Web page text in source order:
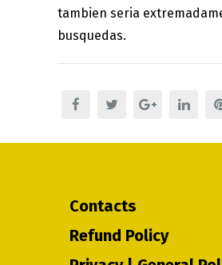
tambien seri­a
busquedas.
Contacts
Refund Policy